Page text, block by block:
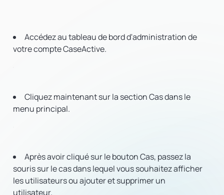
Accédez au tableau de bord d'administration de
votre compte CaseActive.
Cliquez maintenant sur la section Cas dans le
menu principal.
Après avoir cliqué sur le bouton Cas, passez la
souris sur le cas dans lequel vous souhaitez afficher
les utilisateurs ou ajouter et supprimer un
utilisateur.